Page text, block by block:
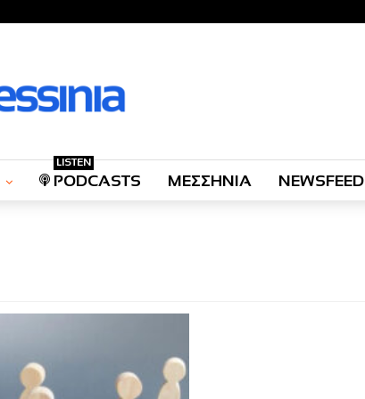
PODCASTS
LISTEN
ΜΕΣΣΗΝΙΑ NEWSFEED